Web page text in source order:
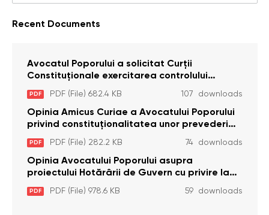
Recent Documents
Avocatul Poporului a solicitat Curţii
Constituţionale exercitarea controlului
constituţionalităţii unor prevederi cu privire la
plata alocației sociale de stat persoanelor
cu dizabilitați care sunt private de liberate
PDF PDF (File) 682.4 KB 107 downloads
Opinia Amicus Curiae a Avocatului Poporului
privind constituționalitatea unor prevederi
care interzic angajarea în organizațiile de
pază particulară a persoanelor condamnate
pentru comiterea cu intenție a unor infracțiuni
a fost luată în considerare de Curtea
Constituțională
PDF PDF (File) 282.2 KB 74 downloads
Opinia Avocatului Poporului asupra
proiectului Hotărârii de Guvern cu privire la
aprobarea proiectului de lege privind
activitatea sanitară veterinarăa
PDF PDF (File) 978.6 KB 59 downloads